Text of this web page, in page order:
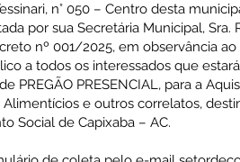
n° 050 – Centro desta
por sua Secretária Municipal,
nº 001/2025, em observância ao
a todos os interessados que
PREGÃO PRESENCIAL, para a
e outros correlatos,
Social de Capixaba – AC.